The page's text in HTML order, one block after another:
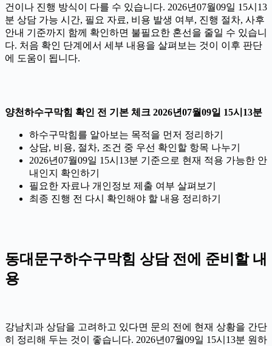
건이나 진행 방식이 다를 수 있습니다. 2026년07월09일 15시13
분 상담 가능 시간, 필요 자료, 비용 발생 여부, 진행 절차, 사후
안내 기준까지 함께 확인하면 불필요한 혼선을 줄일 수 있습니
다. 처음 확인 단계에서 세부 내용을 살펴보는 것이 이후 판단
에 도움이 됩니다.
양천하수구막힘 확인 전 기본 체크 2026년07월09일 15시13분
하수구막힘를 알아보는 목적을 먼저 정리하기
상담, 비용, 절차, 조건 중 우선 확인할 항목 나누기
2026년07월09일 15시13분 기준으로 현재 적용 가능한 안
내인지 확인하기
필요한 자료나 개인정보 제출 여부 살펴보기
최종 진행 전 다시 확인해야 할 내용 정리하기
동대문구하수구막힘 상담 전에 준비할 내
용
강남치과 상담을 고려하고 있다면 문의 전에 현재 상황을 간단
히 정리해 두는 것이 좋습니다. 2026년07월09일 15시13분 원하